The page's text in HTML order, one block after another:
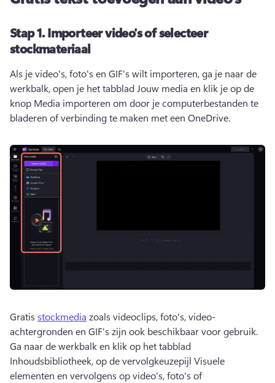
Stap 1.Importeer video's of selecteer
stockmateriaal
Als je video's, foto's en GIF's wilt importeren, ga je naar de
werkbalk, open je het tabblad Jouw media en klik je op de
knop Media importeren om door je computerbestanden te
bladeren of verbinding te maken met een OneDrive.
Gratis stockmedia zoals videoclips, foto's, video-
Ga naar de werkbalk en klik op het tabblad
Inhoudsbibliotheek, op de vervolgkeuzepijl Visuele
elementen en vervolgens op video's, foto's of